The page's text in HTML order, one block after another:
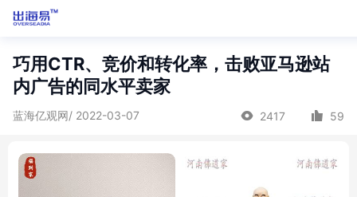
巧用CTR、竞价和转化率，击败亚马逊站
内广告的同水平卖家
蓝海亿观网/ 2022-03-07 2417 59